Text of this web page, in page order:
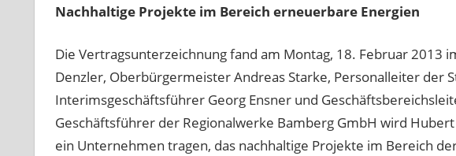
Nachhaltige Projekte im Bereich erneuerbare Energien
Die Vertragsunterzeichnung fand am Montag, 18. Februar 2013
Denzler, Oberbürgermeister Andreas Starke, Personalleiter der
Interimsgeschäftsführer Georg Ensner und
Geschäftsführer der Regionalwerke Bamberg GmbH wird
ein Unternehmen tragen, das nachhaltige Projekte im Bereich